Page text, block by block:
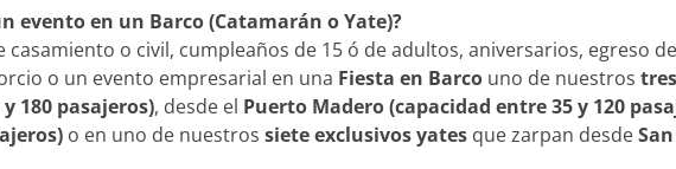
evento en un Barco (Catamarán o Yate)?
o civil, cumpleaños de 15 ó de adultos, aniversarios, egreso
o un evento empresarial en una Fiesta en Barco uno de nuestros
180 pasajeros), desde el Puerto Madero (capacidad entre 35 y 120
o en uno de nuestros siete exclusivos yates que zarpan desde